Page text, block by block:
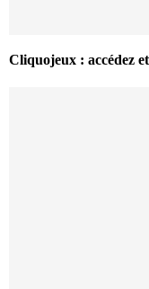
Cliquojeux : accédez